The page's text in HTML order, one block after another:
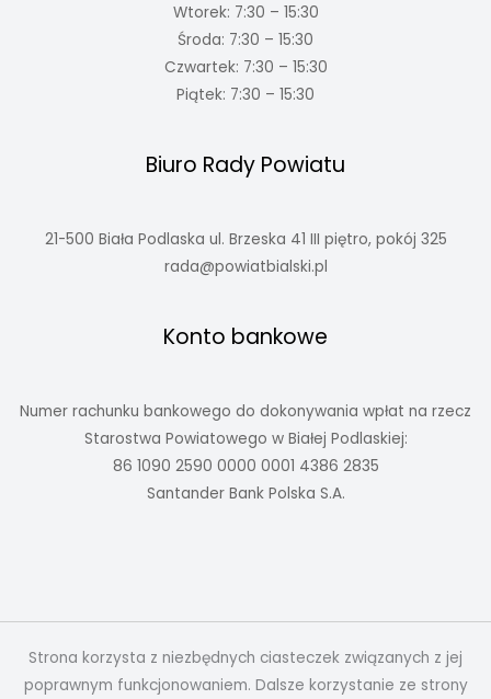
Wtorek: 7:30 – 15:30
Środa: 7:30 – 15:30
Czwartek: 7:30 – 15:30
Piątek: 7:30 – 15:30
Biuro Rady Powiatu
21-500 Biała Podlaska ul. Brzeska 41 III piętro, pokój 325
rada@powiatbialski.pl
Konto bankowe
Numer rachunku bankowego do dokonywania wpłat na rzecz
Starostwa Powiatowego w Białej Podlaskiej:
86 1090 2590 0000 0001 4386 2835
Santander Bank Polska S.A.
Strona korzysta z niezbędnych ciasteczek związanych z jej
poprawnym funkcjonowaniem. Dalsze korzystanie ze strony